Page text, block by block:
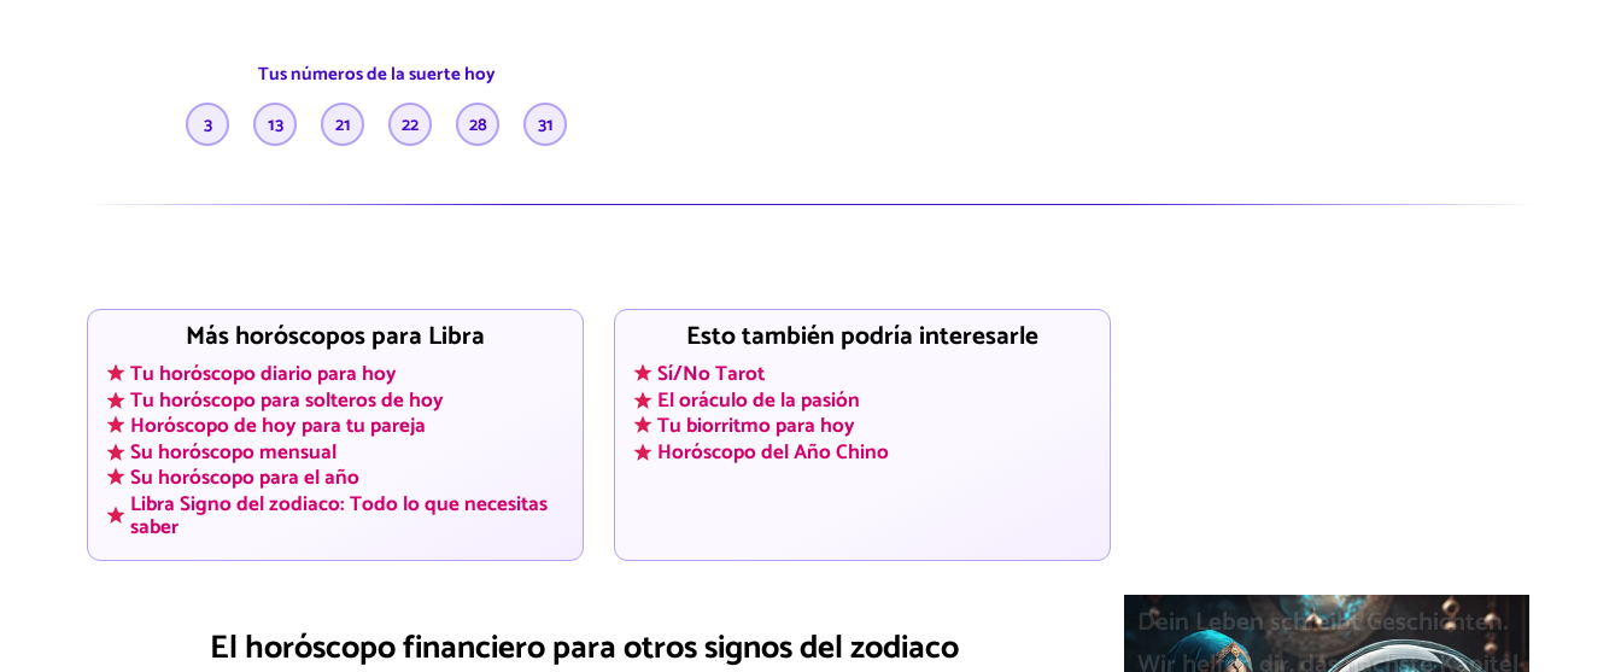
Tus números de la suerte hoy
3
13 21 22 28 31
Más horóscopos para Libra
Tu horóscopo diario para hoy
Tu horóscopo para solteros de hoy
Horóscopo de hoy para tu pareja
Su horóscopo mensual
Su horóscopo para el año
Libra Signo del zodiaco: Todo lo que necesitas
saber
Esto también podría interesarle
Sí/No Tarot
El oráculo de la pasión
Tu biorritmo para hoy
Horóscopo del Año Chino
El horóscopo financiero para otros signos del zodiaco
Wenn du nachts wach liegst...